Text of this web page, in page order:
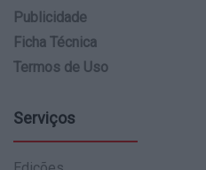
Publicidade
Ficha Técnica
Termos de Uso
Serviços